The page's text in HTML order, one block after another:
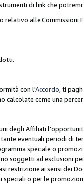
di link che
alle Commissioni
con l'Accordo, ti
calcolate come una
degli Affiliati
eventuali periodi di
speciale o
soggetti ad esclusioni
restrizione ai sensi dei
speciali o per le